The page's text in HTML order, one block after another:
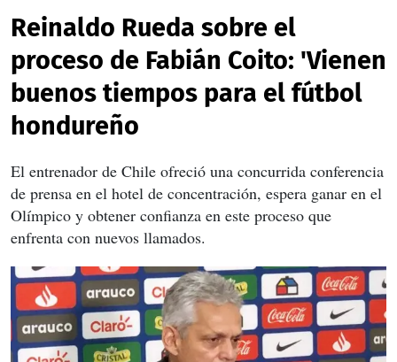
Reinaldo Rueda sobre el
proceso de Fabián Coito: 'Vienen
buenos tiempos para el fútbol
hondureño
El entrenador de Chile ofreció una concurrida conferencia
de prensa en el hotel de concentración, espera ganar en el
Olímpico y obtener confianza en este proceso que
enfrenta con nuevos llamados.